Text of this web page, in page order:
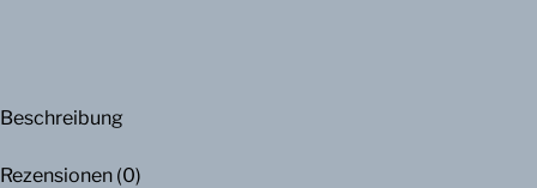
Beschreibung
Rezensionen (0)